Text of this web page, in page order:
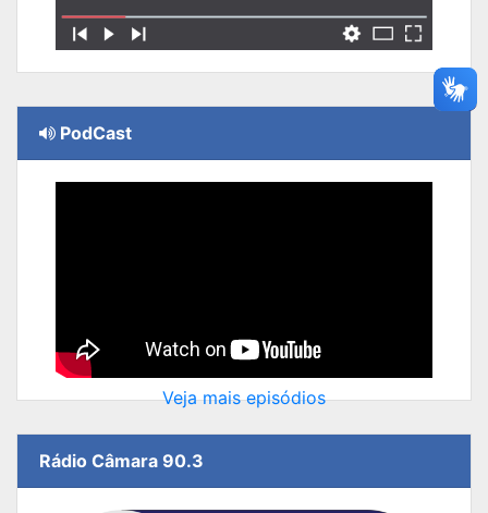
PodCast
Veja mais episódios
Rádio Câmara 90.3